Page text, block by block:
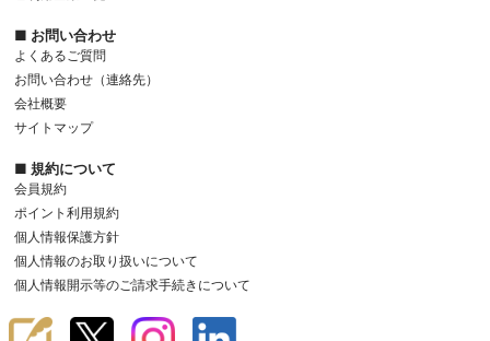
■ お問い合わせ
よくあるご質問
お問い合わせ（連絡先）
会社概要
サイトマップ
■ 規約について
会員規約
ポイント利用規約
個人情報保護方針
個人情報のお取り扱いについて
個人情報開示等のご請求手続きについて